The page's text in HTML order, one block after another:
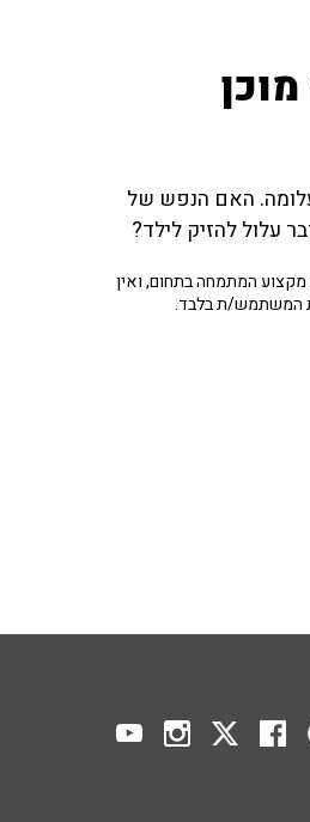
האם הנפש של
עלול להזיק לילד?
המתמחה בתחום, ואין
המשתמש/ת בלבד.